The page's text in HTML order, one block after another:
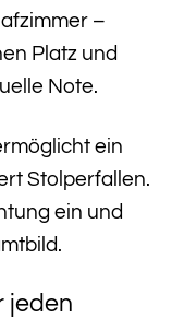
–
Platz und
Note.
ein
Stolperfallen.
ein und
jeden